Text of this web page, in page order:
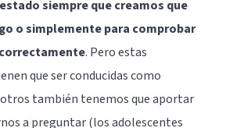
siempre que creamos que
o simplemente para comprobar
. Pero estas
que ser conducidas como
también tenemos que aportar
a preguntar (los adolescentes